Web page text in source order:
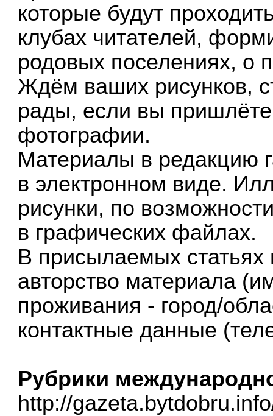
которые будут
клубах читателей,
родовых поселениях, о
Ждём ваших рисунков,
рады, если вы
фотографии.
Материалы в редакцию
в электронном виде.
рисунки, по
в графических файлах.
В присылаемых статьях
авторство материала
проживания - город/
контактные данные
Рубрики
http://